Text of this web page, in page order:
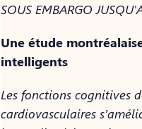
SOUS EMBARGO
Une étude
intelligents
Les fonctions cognitives
cardiovasculaires